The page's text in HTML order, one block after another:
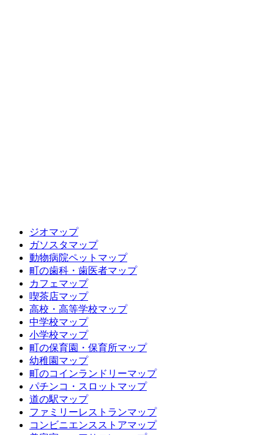
ジオマップ
ガソスタマップ
動物病院ペットマップ
町の歯科・歯医者マップ
カフェマップ
喫茶店マップ
高校・高等学校マップ
中学校マップ
小学校マップ
町の保育園・保育所マップ
幼稚園マップ
町のコインランドリーマップ
パチンコ・スロットマップ
道の駅マップ
ファミリーレストランマップ
コンビニエンスストアマップ